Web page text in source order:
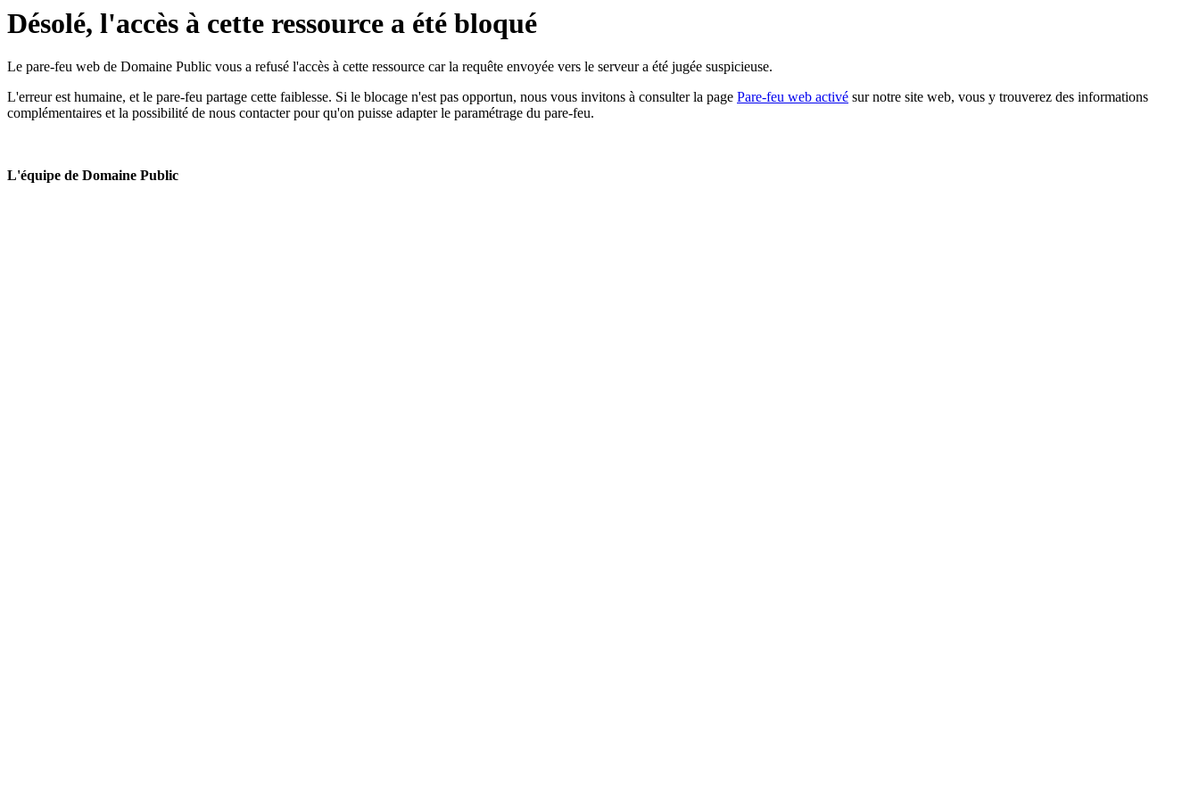
Désolé, l'accès à cette ressource a été bloqué
Le pare-feu web de Domaine Public vous a refusé l'accès à cette ressource car la requête envoyée vers le serveur a été jugée suspicieuse.
L'erreur est humaine, et le pare-feu partage cette faiblesse. Si le blocage n'est pas opportun, nous vous invitons à consulter la page Pare-feu web activé sur notre site web, vous y trouverez des informations
complémentaires et la possibilité de nous contacter pour qu'on puisse adapter le paramétrage du pare-feu.
L'équipe de Domaine Public